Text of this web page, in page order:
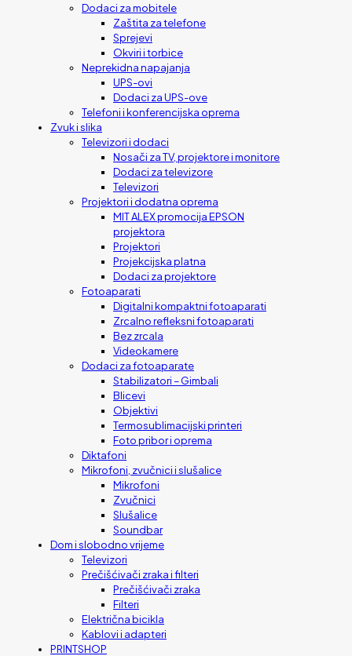
Dodaci za mobitele
Zaštita za telefone
Sprejevi
Okviri i torbice
Neprekidna napajanja
UPS-ovi
Dodaci za UPS-ove
Telefoni i konferencijska oprema
Zvuk i slika
Televizori i dodaci
Nosači za TV, projektore i monitore
Dodaci za televizore
Televizori
Projektori i dodatna oprema
MIT ALEX promocija EPSON
projektora
Projektori
Projekcijska platna
Dodaci za projektore
Fotoaparati
Digitalni kompaktni fotoaparati
Zrcalno refleksni fotoaparati
Bez zrcala
Videokamere
Dodaci za fotoaparate
Stabilizatori – Gimbali
Blicevi
Objektivi
Termosublimacijski printeri
Foto pribor i oprema
Diktafoni
Mikrofoni, zvučnici i slušalice
Mikrofoni
Zvučnici
Slušalice
Soundbar
Dom i slobodno vrijeme
Televizori
Prečišćivači zraka i filteri
Prečišćivači zraka
Filteri
Električna bicikla
Kablovi i adapteri
PRINTSHOP